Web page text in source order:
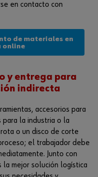
en contacto con
de materiales en
online
y entrega para
indirecta
accesorios para
para la industria o la
o un disco de corte
el trabajador debe
Junto con
mejor solución logística